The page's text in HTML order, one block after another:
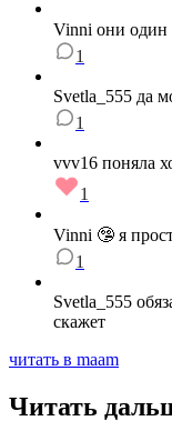
Vinni они один
1
Svetla_555 да
1
vvv16 поняла
1
Vinni 🤥 я
1
Svetla_555
скажет
читать в maam
Читать